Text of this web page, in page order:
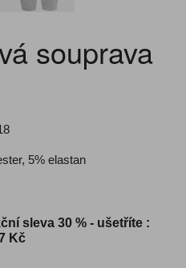
souprava
5% elastan
sleva 30 % - ušetříte :
Kč